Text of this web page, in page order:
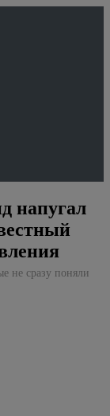
напугал
не сразу поняли